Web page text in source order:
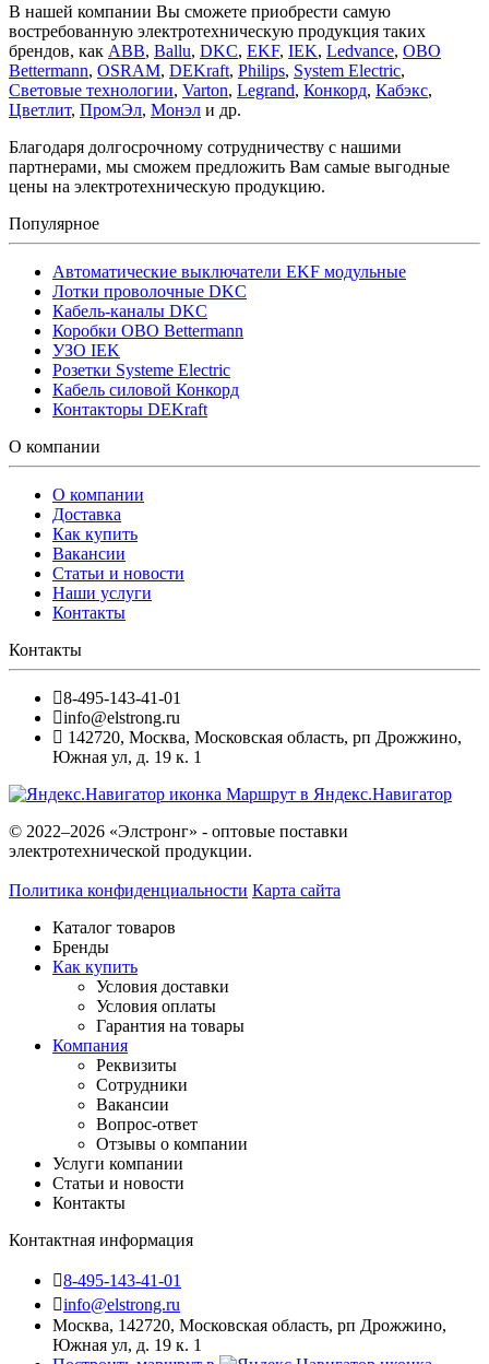
В нашей компании Вы сможете приобрести самую
востребованную электротехническую продукция таких
брендов, как ABB, Ballu, DKC, EKF, IEK, Ledvance, OBO
Bettermann, OSRAM, DEKraft, Philips, System Electric,
Световые технологии, Varton, Legrand, Конкорд, Кабэкс,
Цветлит, ПромЭл, Монэл и др.
Благодаря долгосрочному сотрудничеству с нашими
партнерами, мы сможем предложить Вам самые выгодные
цены на электротехническую продукцию.
Популярное
Автоматические выключатели EKF модульные
Лотки проволочные DKC
Кабель-каналы DKC
Коробки OBO Bettermann
УЗО IEK
Розетки Systeme Electric
Кабель силовой Конкорд
Контакторы DEKraft
О компании
О компании
Доставка
Как купить
Вакансии
Статьи и новости
Наши услуги
Контакты
Контакты
8-495-143-41-01
info@elstrong.ru
142720, Москва, Московская область, рп Дрожжино,
Южная ул, д. 19 к. 1
Маршрут в Яндекс.Навигатор
© 2022–2026 «Элстронг» - оптовые поставки
электротехнической продукции.
Политика конфиденциальности Карта сайта
Каталог товаров
Бренды
Как купить
Условия доставки
Условия оплаты
Гарантия на товары
Компания
Реквизиты
Сотрудники
Вакансии
Вопрос-ответ
Отзывы о компании
Услуги компании
Статьи и новости
Контакты
Контактная информация
8-495-143-41-01
info@elstrong.ru
Москва, 142720, Московская область, рп Дрожжино,
Южная ул, д. 19 к. 1